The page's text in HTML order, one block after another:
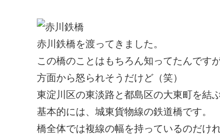
赤川鉄橋を渡ってきました。
この橋のことはもちろん知ってたんです
方面から怒られそうだけど（笑）
東淀川区の東淡路と都島区の大東町を結
基本的には、城東貨物線の鉄道橋です。
橋全体では複線の幅を持っているのだけ